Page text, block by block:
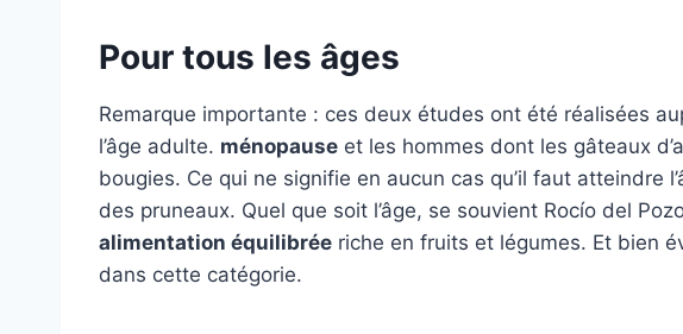
Pour tous les âges
Remarque importante : ces deux études ont été réalisées
l’âge adulte. ménopause et les hommes dont les gâteaux
bougies. Ce qui ne signifie en aucun cas qu’il faut atteindre
des pruneaux. Quel que soit l’âge, se souvient Rocío del
alimentation équilibrée riche en fruits et légumes. Et bien
dans cette catégorie.